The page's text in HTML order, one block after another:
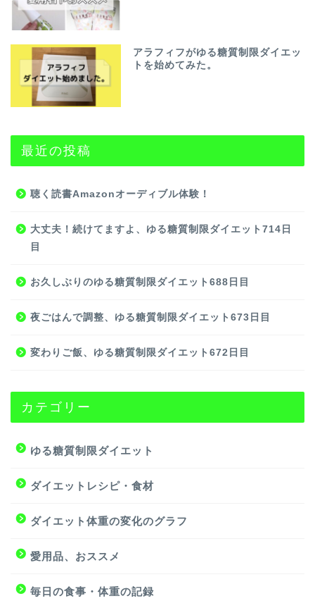
アラフィフがゆる糖質制限ダイエッ
トを始めてみた。
最近の投稿
聴く読書Amazonオーディブル体験！
大丈夫！続けてますよ、ゆる糖質制限ダイエット714日
目
お久しぶりのゆる糖質制限ダイエット688日目
夜ごはんで調整、ゆる糖質制限ダイエット673日目
変わりご飯、ゆる糖質制限ダイエット672日目
カテゴリー
ゆる糖質制限ダイエット
ダイエットレシピ・食材
ダイエット体重の変化のグラフ
愛用品、おススメ
毎日の食事・体重の記録